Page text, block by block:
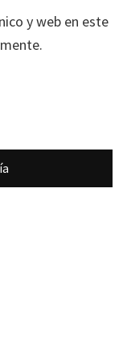
y web en este